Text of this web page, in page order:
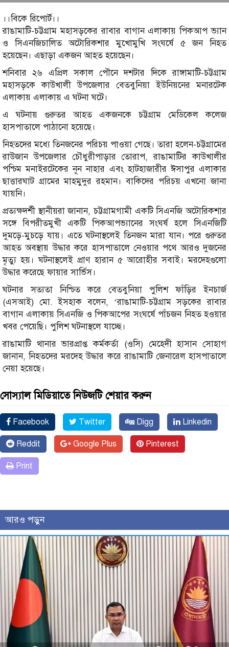
।।বিকে রিপোর্ট।।
রাঙামাটি-চট্টগ্রাম মহাসড়কের রাবার বাগান এলাকায় পিকআপ ভ্যান
ও সিএনজিচালিত অটোরিকশার মুখোমুখি সংঘর্ষে ৫ জন নিহত
হয়েছেন। এছাড়া একজন আহত হয়েছেন।
শনিবার ২৬ এপ্রিল সকাল পৌনে দশটার দিকে রাঙ্গামাটি-চট্টগ্রাম
মহাসড়কে কাউখালী উপজেলার বেতবুনিয়া ইউনিয়নের মনারটেক
এলাকায় এলাকায় এ ঘটনা ঘটে।
এ ঘটনায় গুরুতর আহত একজনকে চট্টগ্রাম মেডিকেল কলেজ
হাসপাতালে পাঠানো হয়েছে।
নিহতদের মধ্যে তিনজনের পরিচয় পাওয়া গেছে। তারা হলেন-চট্টগ্রামের
রাউজান উপজেলার চৌধুরীপাড়ার তোরাপ, রাঙামাটির কাউখালীর
পশ্চিম মনাইরটেকের নূন নাহার এবং হাটহাজারীর ঈসাপুর এলাকার
ছাত্তারঘাট গ্রামের মাহমুদুর রহমান। বাকিদের পরিচয় এখনো জানা
যায়নি।
প্রত্যক্ষদর্শী স্থানীয়রা জানান, চট্টগ্রামগামী একটি সিএনজি অটোরিকশার
সঙ্গে বিপরীতমুখী একটি পিকআপভ্যানের সংঘর্ষ হলে সিএনজিটি
দুমড়ে-মুচড়ে যায়। এতে ঘটনাস্থলেই তিনজন মারা যান। পরে গুরুতর
আহত অবস্থায় উদ্ধার করে হাসপাতালে নেওয়ার পথে আরও দুজনের
মৃত্যু হয়। ঘটনাস্থলেই প্রাণ হারান ৫ আরোহীর সবাই। মরদেহগুলো
উদ্ধার করেছে ফায়ার সার্ভিস।
ঘটনার সত্যতা নিশ্চিত করে বেতবুনিয়া পুলিশ ফাঁড়ির ইনচার্জ
(এসআই) মো. ইসহাক বলেন, ‘রাঙামাটি-চট্টগ্রাম সড়কের রাবার
বাগান এলাকায় সিএনজি ও পিকআপের সংঘর্ষে পাঁচজন নিহত হওয়ার
খবর পেয়েছি। পুলিশ ঘটনাস্থলে যাচ্ছে।
রাঙামাটি থানার ভারপ্রাপ্ত কর্মকর্তা (ওসি) মেহেদী হাসান সোহাগ
জানান, নিহতদের মরদেহ উদ্ধার করে রাঙামাটি জেনারেল হাসপাতালে
নেয়া হয়েছে।
সোস্যাল মিডিয়াতে নিউজটি শেয়ার করুন
Facebook Twitter Digg Linkedin
Reddit Google Plus Pinterest
Print
আরও পড়ুন